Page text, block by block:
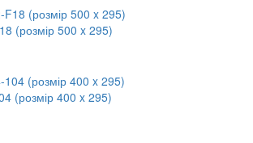
(розмір 500 x 295)
(розмір 400 x 295)